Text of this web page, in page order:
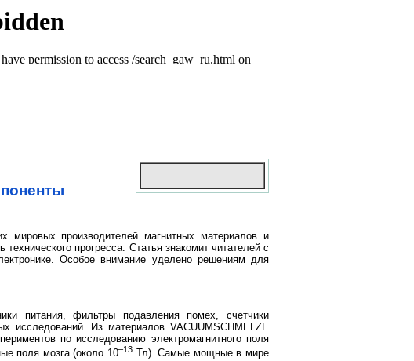
мировых производителей магнитных материалов и
прогресса. Статья знакомит читателей с
Особое внимание уделено решениям для
питания, фильтры подавления помех, счетчики
исследований. Из материалов VACUUMSCHMELZE
по исследованию электромагнитного поля
поля мозга (около 10–13Тл). Самые мощные в мире